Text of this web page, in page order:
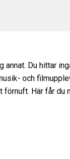
Du hittar
och
Här får du